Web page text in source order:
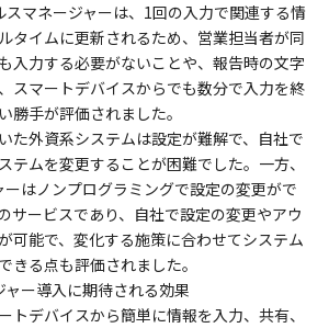
マネージャーは、1回の入力で関連する情
タイムに更新されるため、営業担当者が同
入力する必要がないことや、報告時の文字
スマートデバイスからでも数分で入力を終
勝手が評価されました。
た外資系システムは設定が難解で、自社で
テムを変更することが困難でした。一方、
はノンプログラミングで設定の変更がで
サービスであり、自社で設定の変更やアウ
可能で、変化する施策に合わせてシステム
きる点も評価されました。
ー導入に期待される効果
トデバイスから簡単に情報を入力、共有、